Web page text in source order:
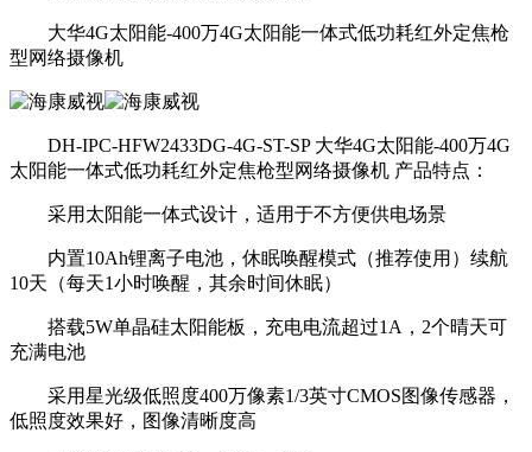
大华4G太阳能-400万4G太阳能一体式低功耗红外定焦枪
型网络摄像机
DH-IPC-HFW2433DG-4G-ST-SP 大华4G太阳能-400万4G
太阳能一体式低功耗红外定焦枪型网络摄像机 产品特点：
采用太阳能一体式设计，适用于不方便供电场景
内置10Ah锂离子电池，休眠唤醒模式（推荐使用）续航
10天（每天1小时唤醒，其余时间休眠）
搭载5W单晶硅太阳能板，充电电流超过1A，2个晴天可
充满电池
采用星光级低照度400万像素1/3英寸CMOS图像传感器，
低照度效果好，图像清晰度高